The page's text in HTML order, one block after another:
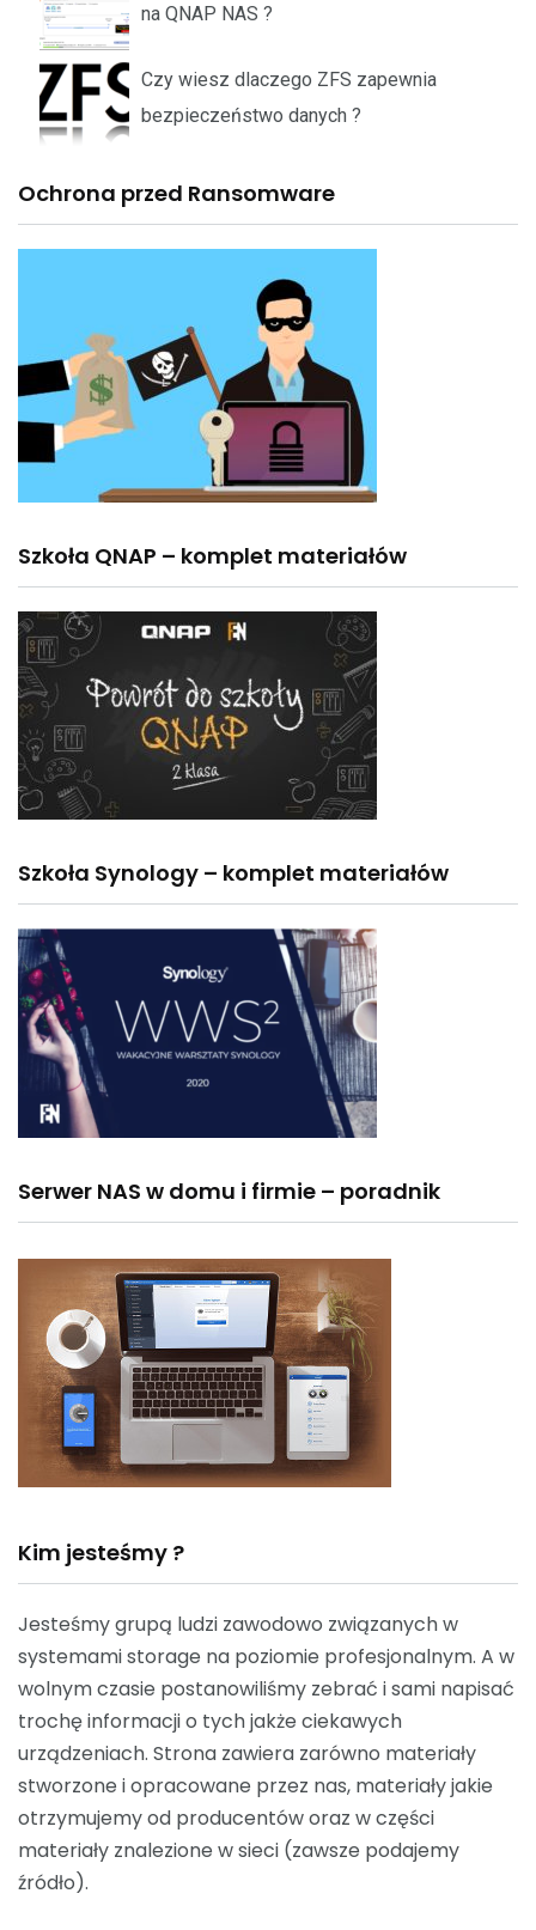
na QNAP NAS ?
Czy wiesz dlaczego ZFS zapewnia
bezpieczeństwo danych ?
Ochrona przed Ransomware
Szkoła QNAP – komplet materiałów
Szkoła Synology – komplet materiałów
Serwer NAS w domu i firmie – poradnik
Kim jesteśmy ?
Jesteśmy grupą ludzi zawodowo związanych w
systemami storage na poziomie profesjonalnym. A w
wolnym czasie postanowiliśmy zebrać i sami napisać
trochę informacji o tych jakże ciekawych
urządzeniach. Strona zawiera zarówno materiały
stworzone i opracowane przez nas, materiały jakie
otrzymujemy od producentów oraz w części
materiały znalezione w sieci (zawsze podajemy
źródło).